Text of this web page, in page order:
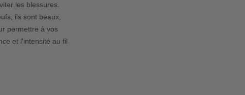
les blessures.
ils sont beaux,
permettre à vos
et l'intensité au fil